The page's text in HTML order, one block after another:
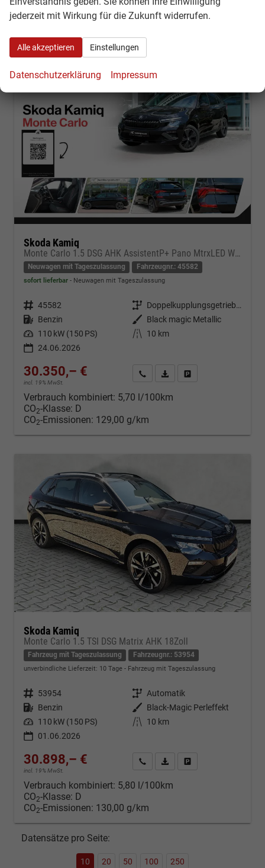
Verbrauch kombiniert:5,70 l/100km
CO -Klasse: D
Skoda Kamiq
Monte Carlo 1.5 DSG AHK AssistentP+ Pano MtrxLED Winter-Premium SafetyP
Neuwagen mit Tageszulassung Fahrzeugnr.: 45582
sofort lieferbar Neuwagen mit Tageszulassung
Fahrzeugnr. 45582 Getriebe
Doppelkupplungsgetriebe (DSG)
Kraftstoff Benzin Außenfarbe
Black magic Metallic
Leistung 110 kW (150 PS) Kilometerstand
10 km
24.06.2026
30.350,– €
incl. 19% MwSt.
Kontakt & Angebot anfordern
PDF-Datei, Fahrzeugexposé
Verbrauch kombiniert: 5,70 l/100km
CO2-Klasse: D
CO2-Emissionen: 129,00 g/km
Skoda Kamiq
Monte Carlo 1.5 TSI DSG Matrix AHK 18Zoll
Fahrzeug mit Tageszulassung Fahrzeugnr.: 53954
unverbindliche Lieferzeit: 10 Tage Fahrzeug mit Tageszulassung
Fahrzeugnr. 53954 Getriebe Automatik
Kraftstoff Benzin Außenfarbe Black-Magic Perleffekt
Leistung 110 kW (150 PS) Kilometerstand
10 km
01.06.2026
30.898,– €
incl. 19% MwSt.
Kontakt & Angebot anfordern
PDF-Datei, Fahrzeugexposé
Verbrauch kombiniert: 5,80 l/100km
CO2-Klasse: D
CO2-Emissionen: 130,00 g/km
Datensätze pro Seite:
10 20 50 100 250
jederzeit mit Wirkung für die Zukunft widerrufen.
Alle akzeptieren Einstellungen
Datenschutzerklärung Impressum